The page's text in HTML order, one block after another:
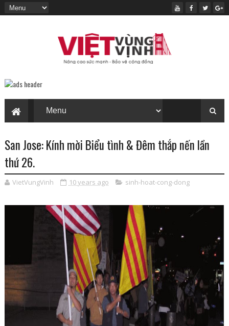
San Jose: Kính mời Biểu tình & Đêm thắp nến lần
thứ 26.
VietVungVinh 10 years ago sinh-hoat-cong-dong